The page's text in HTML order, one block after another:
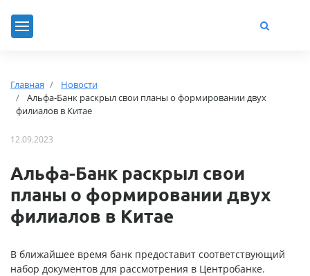
Главная
Новости
Альфа-Банк раскрыл свои планы о формировании двух
филиалов в Китае
12.09.2023
Альфа-Банк раскрыл свои
планы о формировании двух
филиалов в Китае
В ближайшее время банк предоставит соответствующий
набор документов для рассмотрения в Центробанке.